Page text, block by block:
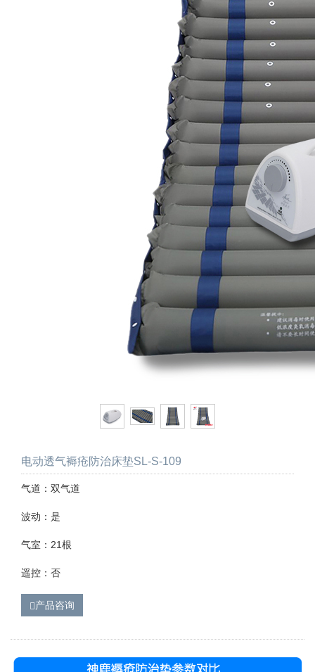
电动透气褥疮防治床垫SL-S-109
气道：双气道
波动：是
气室：21根
遥控：否
产品咨询